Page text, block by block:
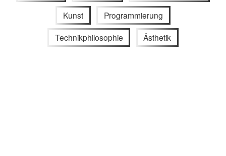
Kunst Programmierung
Technikphilosophie Ästhetik